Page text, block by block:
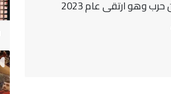
في حفل تخرجها المدرسي القت فاطمة ابنة الشهيد محمد سلمان حرب وهو ارتقى عام 2023